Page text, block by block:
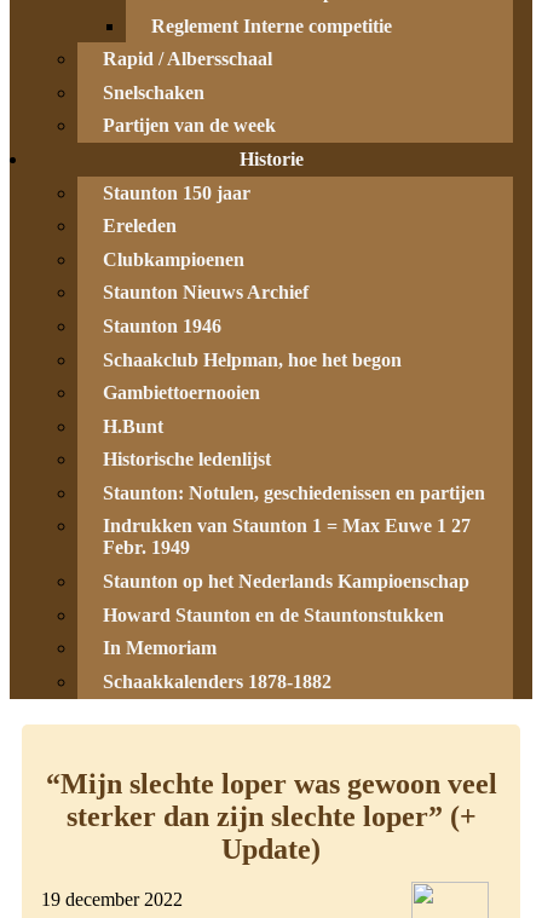
Reglement Interne competitie
Rapid / Albersschaal
Snelschaken
Partijen van de week
Historie
Staunton 150 jaar
Ereleden
Clubkampioenen
Staunton Nieuws Archief
Staunton 1946
Schaakclub Helpman, hoe het begon
Gambiettoernooien
H.Bunt
Historische ledenlijst
Staunton: Notulen, geschiedenissen en partijen
Indrukken van Staunton 1 = Max Euwe 1 27
Febr. 1949
Staunton op het Nederlands Kampioenschap
Howard Staunton en de Stauntonstukken
In Memoriam
Schaakkalenders 1878-1882
“Mijn slechte loper was gewoon veel
sterker dan zijn slechte loper” (+
Update)
19 december 2022